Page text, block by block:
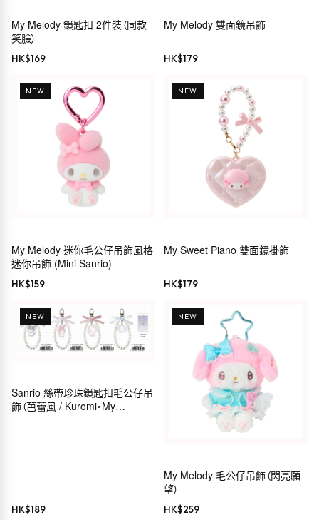
My Melody 鎖匙扣 2件裝（同款
笑臉）
HK$169
My Melody 雙面鏡吊飾
HK$179
NEW
My Melody 迷你毛公仔吊飾風格
迷你吊飾 (Mini Sanrio)
HK$159
NEW
My Sweet Piano 雙面鏡掛飾
HK$179
NEW
Sanrio 絲帶珍珠鎖匙扣毛公仔吊
飾（芭蕾風 / Kuromi・My
HK$189
NEW
My Melody 毛公仔吊飾（閃亮願
望）
HK$259